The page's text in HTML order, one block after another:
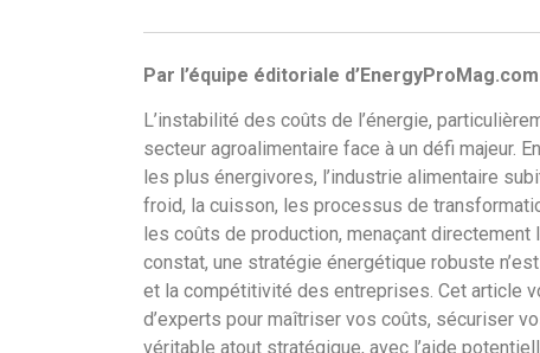
Par l’équipe éditoriale d’EnergyProMag.com
L’instabilité des coûts de l’énergie,
secteur agroalimentaire face à un défi majeur.
les plus énergivores, l’industrie alimentaire
froid, la cuisson, les processus de
les coûts de production, menaçant
constat, une stratégie énergétique robuste
et la compétitivité des entreprises. Cet article
d’experts pour maîtriser vos coûts, sécuriser
véritable atout stratégique, avec l’aide